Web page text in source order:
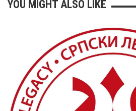
YOU MIGHT ALSO LIKE